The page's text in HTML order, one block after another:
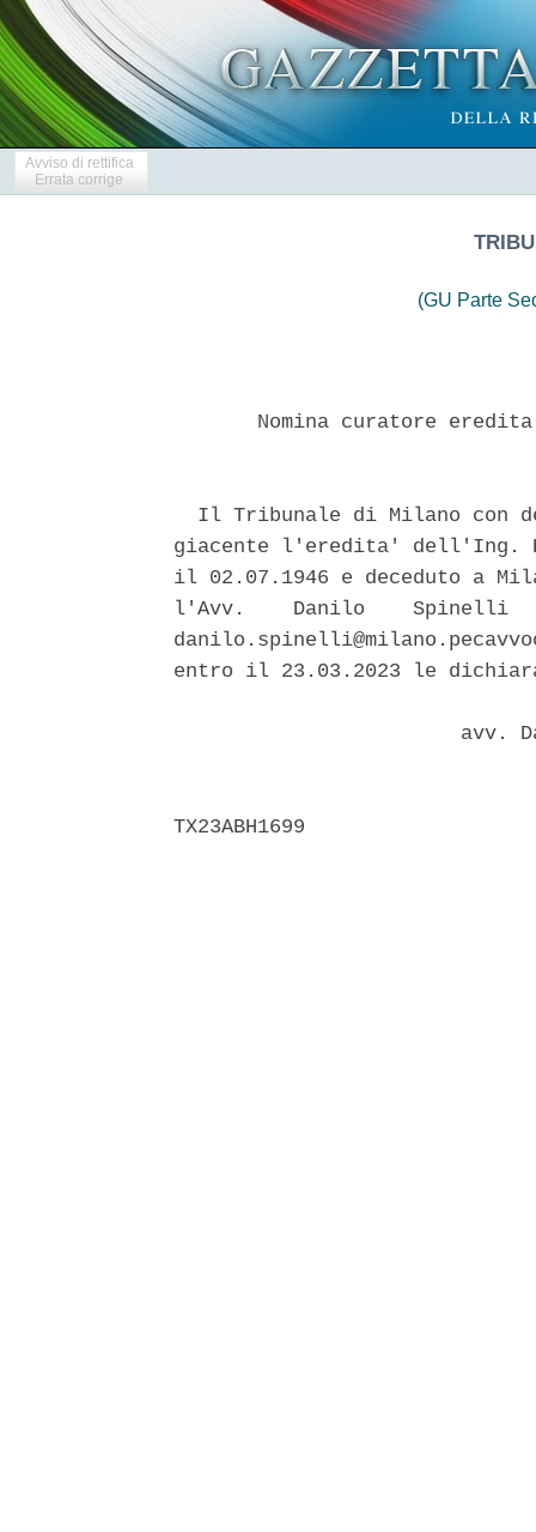
Avviso di rettifica
Errata corrige
(GU Parte
Nomina curatore
Il Tribunale di Milano con
giacente l'eredita' dell'Ing.
il 02.07.1946 e deceduto a
l'Avv.    Danilo    Spinelli
entro il 23.03.2023 le
avv.